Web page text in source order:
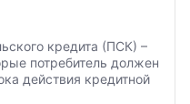
кредита (ПСК) –
потребитель должен
действия кредитной